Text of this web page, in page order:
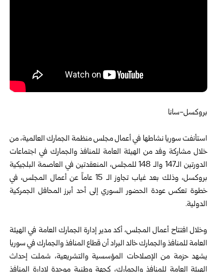
‏بروكسل-سانا‏
‌‏استأنفت سوريا نشاطها في أعمال مجلسمنظمة الجمارك العالمية، من
خلال ‌‏مشاركة وفد من الهيئة العامة للمنافذ والجمارك في اجتماعات
الدورتين ‏الـ‏147 والـ 148 للمجلس، المنعقدتين في العاصمة البلجيكية
بروكسل، وذلك بعد غياب تجاوز الـ 15 عاماً عن أعمال المجلس، في
خطوة تعكس عودة الحضور السوري إلى أحد أبرز المحافل الجمركية
الدولية.
‏وخلال افتتاح أعمال المجلس، أكد مدير إدارة الجمارك العامة في الهيئة
العامة للمنافذ والجمارك خالد البراد أن قطاع المنافذ والجمارك في ‌‏سوريا
يشهد حزمة من الإصلاحات المؤسسية والتشريعية، شملت إحداث